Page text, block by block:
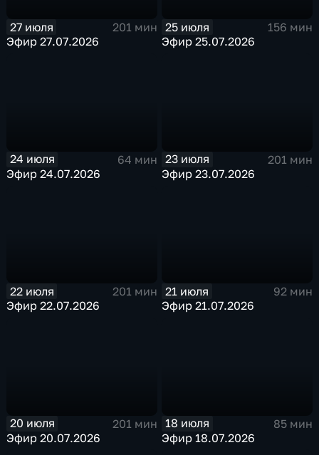
27 июля
201 мин
Эфир 27.07.2026
25 июля
156 мин
Эфир 25.07.2026
24 июля
64 мин
Эфир 24.07.2026
23 июля
201 мин
Эфир 23.07.2026
22 июля
201 мин
Эфир 22.07.2026
21 июля
92 мин
Эфир 21.07.2026
20 июля
201 мин
Эфир 20.07.2026
18 июля
85 мин
Эфир 18.07.2026